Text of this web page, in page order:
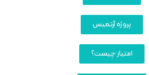
پروژه آرتمیس
امتیاز چیست؟